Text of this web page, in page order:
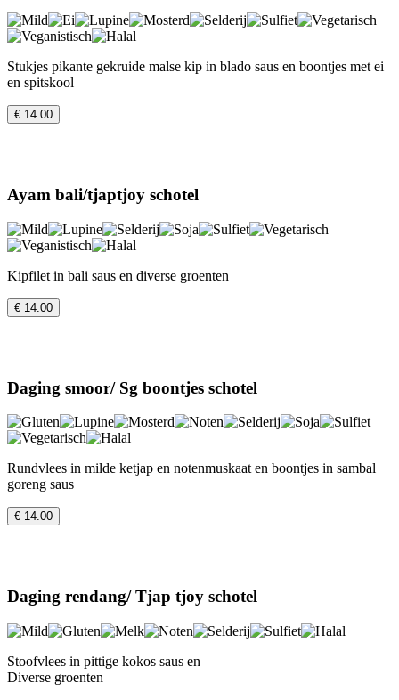
Stukjes pikante gekruide malse kip in blado saus en boontjes met ei
en spitskool
€ 14.00
Ayam bali/tjaptjoy schotel
Kipfilet in bali saus en diverse groenten
€ 14.00
Daging smoor/ Sg boontjes schotel
Rundvlees in milde ketjap en notenmuskaat en boontjes in sambal
goreng saus
€ 14.00
Daging rendang/ Tjap tjoy schotel
Stoofvlees in pittige kokos saus en
Diverse groenten